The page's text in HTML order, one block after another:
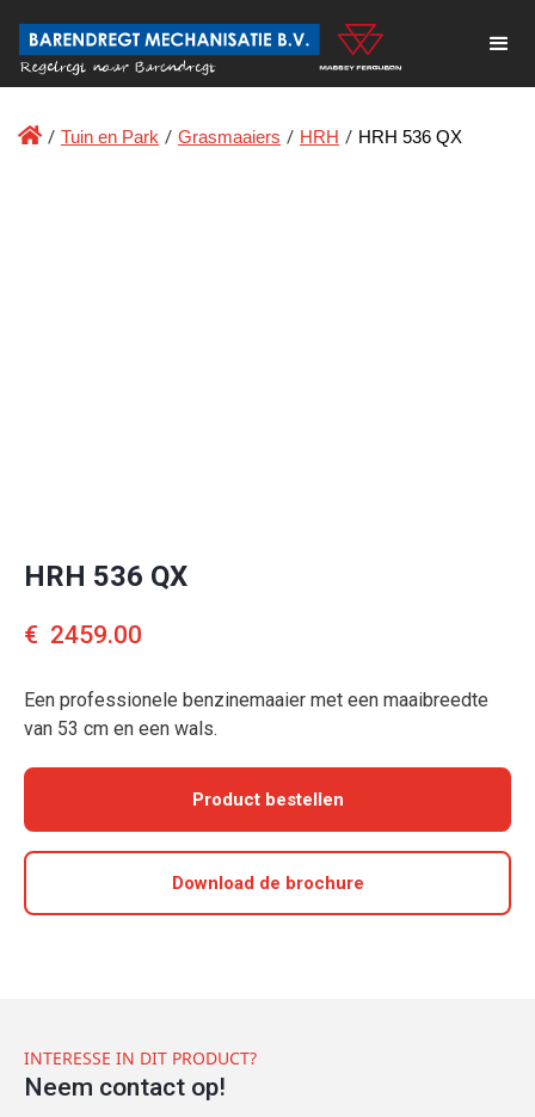
 / Tuin en Park / Grasmaaiers / HRH / HRH 536 QX
HRH 536 QX
€ 2459.00
Een professionele benzinemaaier met een maaibreedte
van 53 cm en een wals.
Product bestellen
Download de brochure
INTERESSE IN DIT PRODUCT?
Neem contact op!